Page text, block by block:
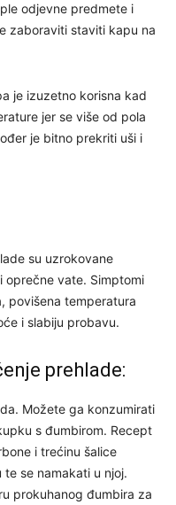
odjevne predmete i
zaboraviti staviti kapu na
je izuzetno korisna kad
jer se više od pola
je bitno prekriti uši i
su uzrokovane
oprečne vate. Simptomi
povišena temperatura
i slabiju probavu.
prehlade:
Možete ga konzumirati
s đumbirom. Recept
i trećinu šalice
se namakati u njoj.
prokuhanog đumbira za